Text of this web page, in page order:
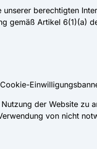
berechtigten
gemäß Artikel 6(1)(a)
der Website zu
von nicht